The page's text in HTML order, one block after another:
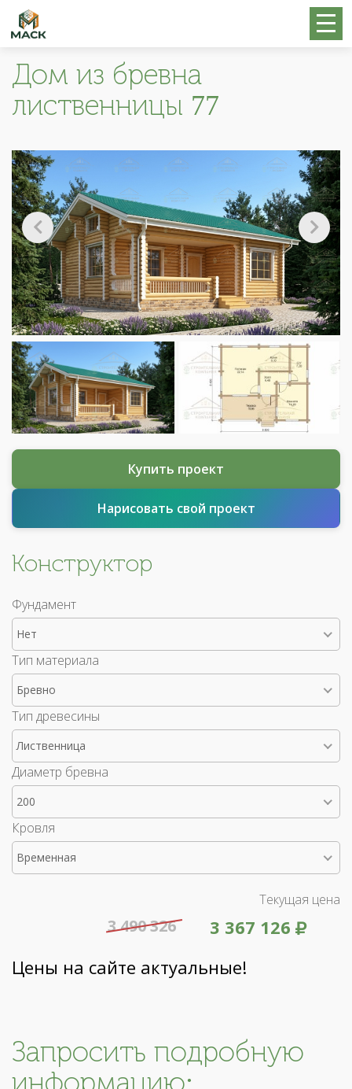
Дом из бревна
лиственницы 77
Купить проект
Нарисовать свой проект
Конструктор
Фундамент
Нет
Тип материала
Бревно
Тип древесины
Лиственница
Диаметр бревна
200
Кровля
Временная
Текущая цена
3 367 126
3 490 326
Цены на сайте актуальные!
Запросить подробную